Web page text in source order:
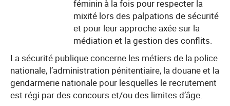
féminin à la fois pour respecter la
mixité lors des palpations de sécurité
et pour leur approche axée sur la
médiation et la gestion des conflits.
La sécurité publique concerne les métiers de la police
nationale, l’administration pénitentiaire, la douane et la
gendarmerie nationale pour lesquelles le recrutement
est régi par des concours et/ou des limites d’âge.